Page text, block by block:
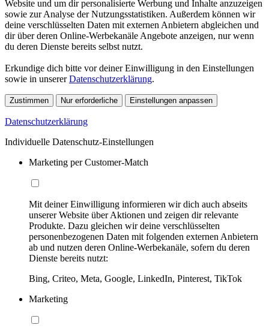
Website und um dir personalisierte Werbung und Inhalte anzuzeigen
sowie zur Analyse der Nutzungsstatistiken. Außerdem können wir
deine verschlüsselten Daten mit externen Anbietern abgleichen und
dir über deren Online-Werbekanäle Angebote anzeigen, nur wenn
du deren Dienste bereits selbst nutzt.
Erkundige dich bitte vor deiner Einwilligung in den Einstellungen
sowie in unsererDatenschutzerklärung.
Zustimmen Nur erforderliche Einstellungen anpassen
Datenschutzerklärung
Individuelle Datenschutz-Einstellungen
Marketing per Customer-Match
Mit deiner Einwilligung informieren wir dich auch abseits
unserer Website über Aktionen und zeigen dir relevante
Produkte. Dazu gleichen wir deine verschlüsselten
personenbezogenen Daten mit folgenden externen Anbietern
ab und nutzen deren Online-Werbekanäle, sofern du deren
Dienste bereits nutzt:
Bing, Criteo, Meta, Google, LinkedIn, Pinterest, TikTok
Marketing